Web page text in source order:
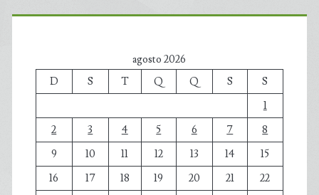
agosto 2026
D
S T Q Q S
S
1
2
3 4 5 6 7
8
9
10 11 12 13 14
15
16
17 18 19 20 21
22